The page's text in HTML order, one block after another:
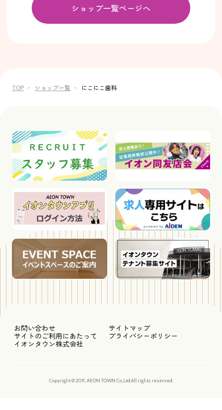
ショップ一覧ページへ
TOP ショップ一覧 にこにこ歯科
お問い合わせ
サイトマップ
サイトのご利用にあたって
プライバシーポリシー
イオンタウン株式会社
Copyright © 2011, AEON TOWN Co.,Ltd.All rights reserved.